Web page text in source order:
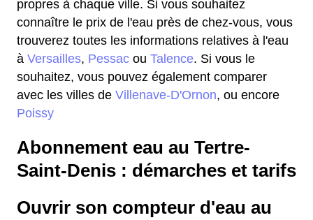
propres à chaque ville. Si vous souhaitez
connaître le prix de l'eau près de chez-vous, vous
trouverez toutes les informations relatives à l'eau
à Versailles, Pessac ou Talence. Si vous le
souhaitez, vous pouvez également comparer
avec les villes de Villenave-D'Ornon, ou encore
Poissy
Abonnement eau au Tertre-
Saint-Denis : démarches et tarifs
Ouvrir son compteur d'eau au